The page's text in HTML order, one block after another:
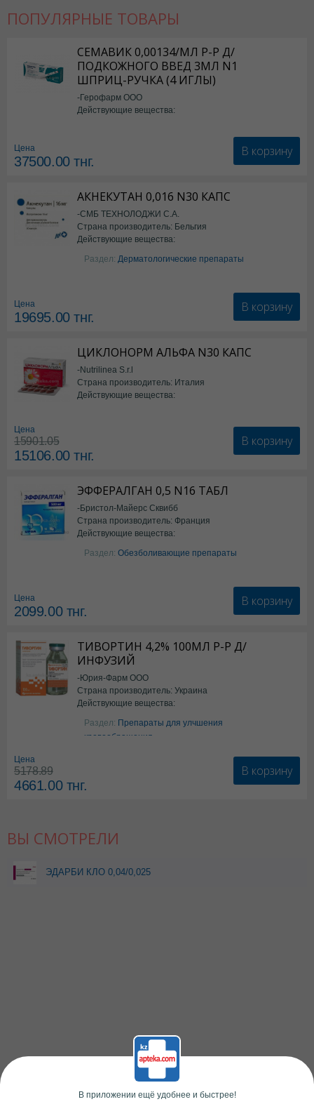
ПОПУЛЯРНЫЕ ТОВАРЫ
СЕМАВИК 0,00134/МЛ Р-Р Д/
ПОДКОЖНОГО ВВЕД 3МЛ N1
ШПРИЦ-РУЧКА (4 ИГЛЫ)
-Герофарм ООО
Действующие вещества:
Цена
37500.00тнг.
В корзину
АКНЕКУТАН 0,016 N30 КАПС
-СМБ ТЕХНОЛОДЖИ С.А.
Страна производитель: Бельгия
Действующие вещества:
Изотретиноин
Раздел: Дерматологические препараты
Цена
19695.00тнг.
В корзину
ЦИКЛОНОРМ АЛЬФА N30 КАПС
-Nutrilinea S.r.l
Страна производитель: Италия
Действующие вещества:
Цена
15901.05
15106.00тнг.
В корзину
ЭФФЕРАЛГАН 0,5 N16 ТАБЛ
-Бристол-Майерс Сквибб
Страна производитель: Франция
Действующие вещества:
Парацетамол
Раздел: Обезболивающие препараты
Цена
2099.00тнг.
В корзину
ТИВОРТИН 4,2% 100МЛ Р-Р Д/
ИНФУЗИЙ
-Юрия-Фарм ООО
Страна производитель: Украина
Действующие вещества:
Аргинин
Раздел: Препараты для улчшения
кровообращения
Цена
5178.89
4661.00тнг.
В корзину
ВЫ СМОТРЕЛИ
ЭДАРБИ КЛО 0,04/0,025
В приложении ещё удобнее и быстрее!